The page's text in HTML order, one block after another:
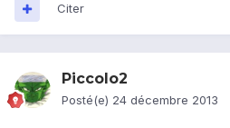
Citer
Piccolo2
Posté(e) 24 décembre 2013